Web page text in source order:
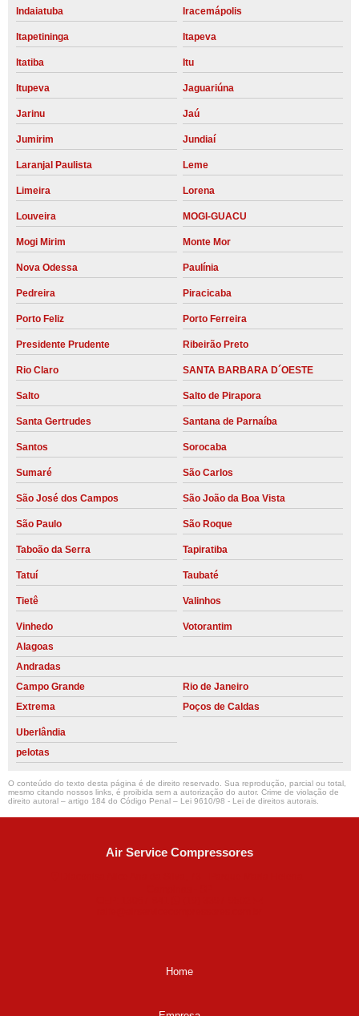
Indaiatuba Iracemápolis
Itapetininga Itapeva
Itatiba Itu
Itupeva Jaguariúna
Jarinu Jaú
Jumirim Jundiaí
Laranjal Paulista Leme
Limeira Lorena
Louveira MOGI-GUACU
Mogi Mirim Monte Mor
Nova Odessa Paulínia
Pedreira Piracicaba
Porto Feliz Porto Ferreira
Presidente Prudente Ribeirão Preto
Rio Claro SANTA BARBARA D´OESTE
Salto Salto de Pirapora
Santa Gertrudes Santana de Parnaíba
Santos Sorocaba
Sumaré São Carlos
São José dos Campos São João da Boa Vista
São Paulo São Roque
Taboão da Serra Tapiratiba
Tatuí Taubaté
Tietê Valinhos
Vinhedo
Votorantim
Alagoas
Andradas
Campo Grande
Rio de Janeiro
Extrema
Poços de Caldas
Uberlândia
pelotas
O conteúdo do texto desta página é de direito reservado. Sua reprodução, parcial ou total,
mesmo citando nossos links, é proibida sem a autorização do autor. Crime de violação de
direito autoral – artigo 184 do Código Penal – Lei 9610/98 - Lei de direitos autorais.
Air Service Compressores
Home